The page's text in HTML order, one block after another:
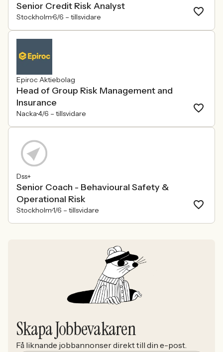
Senior Credit Risk Analyst
Stockholm6/6 – tillsvidare
Epiroc Aktiebolag
Head of Group Risk Management and
Insurance
Nacka4/6 – tillsvidare
Dss+
Senior Coach - Behavioural Safety &
Operational Risk
Stockholm1/6 – tillsvidare
Skapa Jobbevakaren
Få liknande jobbannonser direkt till din e-post.